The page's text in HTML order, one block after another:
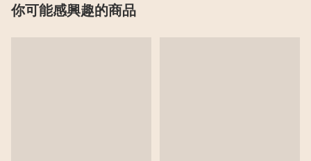
你可能感興趣的商品